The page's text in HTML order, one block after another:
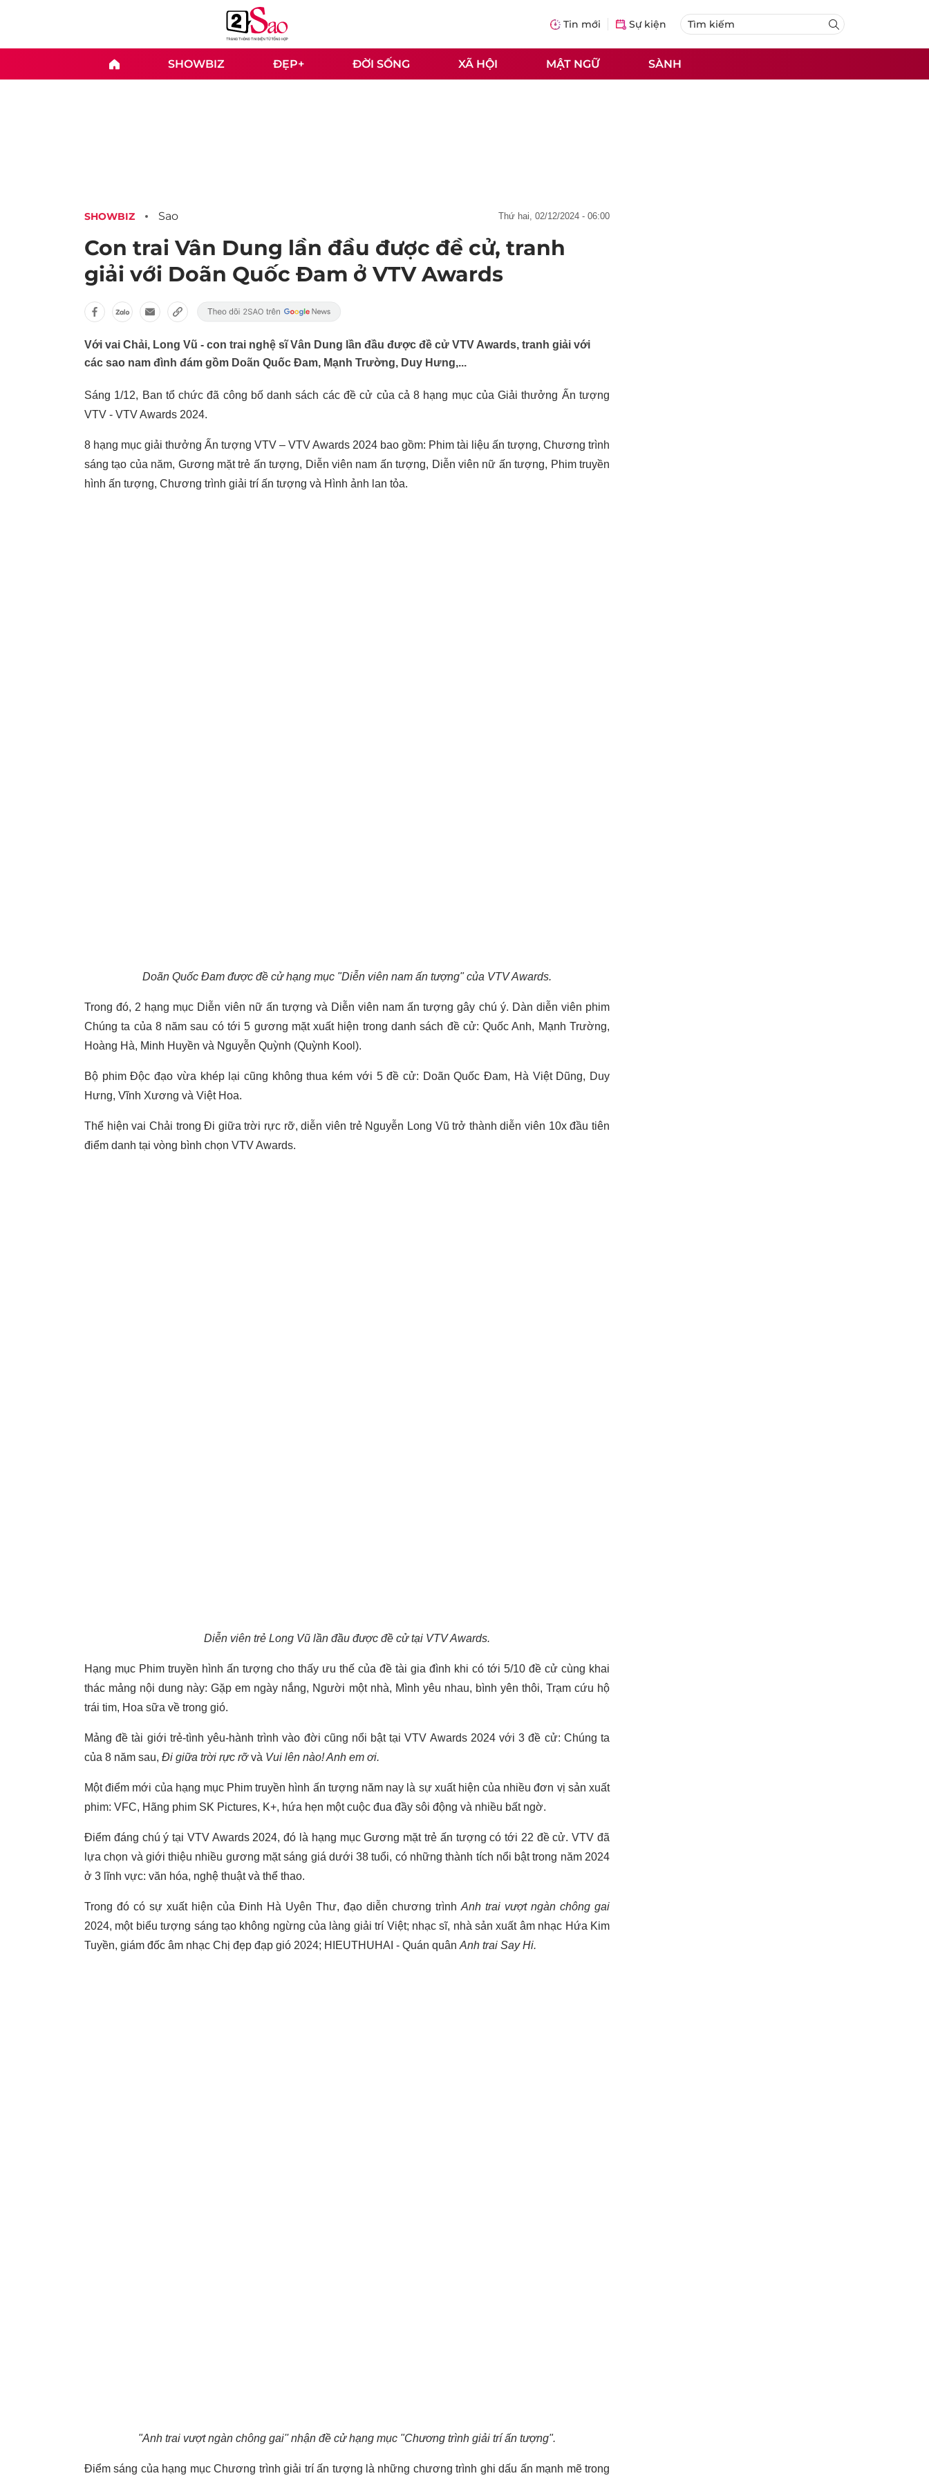
Tin mới Sự kiện
SHOWBIZ ĐẸP+ ĐỜI SỐNG XÃ HỘI MẬT NGỮ SÀNH
SHOWBIZ Sao thứ hai, 02/12/2024 - 06:00
Con trai Vân Dung lần đầu được đề cử, tranh
giải với Doãn Quốc Đam ở VTV Awards
Với vai Chải, Long Vũ - con trai nghệ sĩ Vân Dung lần đầu được đề cử VTV Awards, tranh giải với
các sao nam đình đám gồm Doãn Quốc Đam, Mạnh Trường, Duy Hưng,...
Sáng 1/12, Ban tổ chức đã công bố danh sách các đề cử của cả 8 hạng mục của Giải thưởng Ấn tượng
VTV - VTV Awards 2024.
8 hạng mục giải thưởng Ấn tượng VTV – VTV Awards 2024 bao gồm: Phim tài liệu ấn tượng, Chương trình
sáng tạo của năm, Gương mặt trẻ ấn tượng, Diễn viên nam ấn tượng, Diễn viên nữ ấn tượng, Phim truyền
hình ấn tượng, Chương trình giải trí ấn tượng và Hình ảnh lan tỏa.
Doãn Quốc Đam được đề cử hạng mục "Diễn viên nam ấn tượng" của VTV Awards.
Trong đó, 2 hạng mục Diễn viên nữ ấn tượng và Diễn viên nam ấn tượng gây chú ý. Dàn diễn viên phim
Chúng ta của 8 năm sau có tới 5 gương mặt xuất hiện trong danh sách đề cử: Quốc Anh, Mạnh Trường,
Hoàng Hà, Minh Huyền và Nguyễn Quỳnh (Quỳnh Kool).
Bộ phim Độc đạo vừa khép lại cũng không thua kém với 5 đề cử: Doãn Quốc Đam, Hà Việt Dũng, Duy
Hưng, Vĩnh Xương và Việt Hoa.
Thể hiện vai Chải trong Đi giữa trời rực rỡ, diễn viên trẻ Nguyễn Long Vũ trở thành diễn viên 10x đầu tiên
điểm danh tại vòng bình chọn VTV Awards.
Diễn viên trẻ Long Vũ lần đầu được đề cử tại VTV Awards.
Hạng mục Phim truyền hình ấn tượng cho thấy ưu thế của đề tài gia đình khi có tới 5/10 đề cử cùng khai
thác mảng nội dung này: Gặp em ngày nắng, Người một nhà, Mình yêu nhau, bình yên thôi, Trạm cứu hộ
trái tim, Hoa sữa về trong gió.
Mảng đề tài giới trẻ-tình yêu-hành trình vào đời cũng nổi bật tại VTV Awards 2024 với 3 đề cử: Chúng ta
của 8 năm sau, Đi giữa trời rực rỡvà Vui lên nào! Anh em ơi.
Một điểm mới của hạng mục Phim truyền hình ấn tượng năm nay là sự xuất hiện của nhiều đơn vị sản xuất
phim: VFC, Hãng phim SK Pictures, K+, hứa hẹn một cuộc đua đầy sôi động và nhiều bất ngờ.
Điểm đáng chú ý tại VTV Awards 2024, đó là hạng mục Gương mặt trẻ ấn tượng có tới 22 đề cử. VTV đã
lựa chọn và giới thiệu nhiều gương mặt sáng giá dưới 38 tuổi, có những thành tích nổi bật trong năm 2024
ở 3 lĩnh vực: văn hóa, nghệ thuật và thể thao.
Trong đó có sự xuất hiện của Đinh Hà Uyên Thư, đạo diễn chương trình Anh trai vượt ngàn chông gai
2024, một biểu tượng sáng tạo không ngừng của làng giải trí Việt; nhạc sĩ, nhà sản xuất âm nhạc Hứa Kim
Tuyền, giám đốc âm nhạc Chị đẹp đạp gió 2024; HIEUTHUHAI - Quán quân Anh trai Say Hi.
"Anh trai vượt ngàn chông gai'' nhận đề cử hạng mục "Chương trình giải trí ấn tượng".
Điểm sáng của hạng mục Chương trình giải trí ấn tượng là những chương trình ghi dấu ấn mạnh mẽ trong